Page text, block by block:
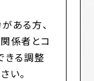
ある方、
係者とコ
きる調整
い。